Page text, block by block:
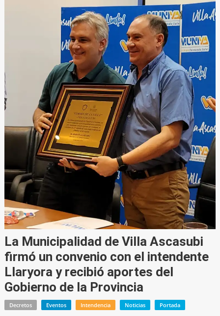
La Municipalidad de Villa Ascasubi
firmó un convenio con el intendente
Llaryora y recibió aportes del
Gobierno de la Provincia
Decretos Eventos Intendencia Noticias Portada